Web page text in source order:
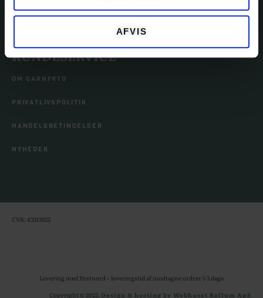
AFVIS
TILBEHØR
KUNDESERVICE
OM GARNFRYD
PRIVATLIVSPOLITIK
HANDELSBETINGELSER
NYHEDER
CVR: 43313622
Levering med Postnord – leveringstid af modtagne ordrer 1-3 dage
Copyright © 2022. Design & hosting by Webhuset Ballum ApS